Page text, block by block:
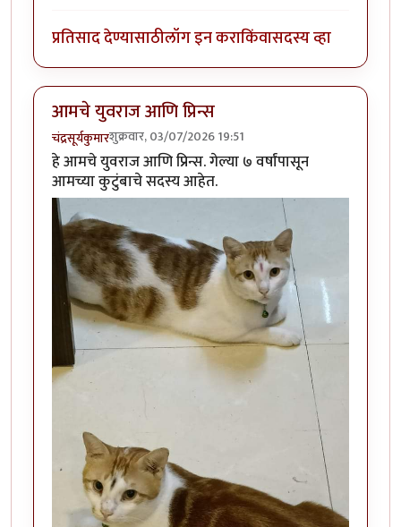
प्रतिसाद देण्यासाठीलॉग इन कराकिंवासदस्य व्हा
आमचे युवराज आणि प्रिन्स
चंद्रसूर्यकुमारशुक्रवार, 03/07/2026 19:51
हे आमचे युवराज आणि प्रिन्स. गेल्या ७ वर्षांपासून
आमच्या कुटुंबाचे सदस्य आहेत.